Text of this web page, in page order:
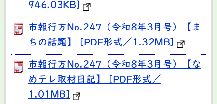
946.03KB]
市報行方No.247（令和8年3月号）【ま
ちの話題】 [PDF形式／1.32MB]
市報行方No.247（令和8年3月号）【な
めテレ取材日記】 [PDF形式／
1.01MB]